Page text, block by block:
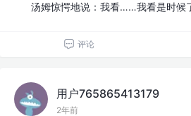
汤姆惊愕地说：我看……我看是时候
评论
用户765865413179
2年前